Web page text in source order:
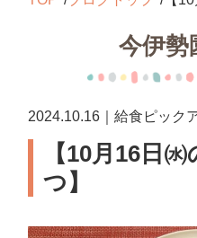
今伊勢
2024.10.16｜給食ピック
【10月16日
つ】